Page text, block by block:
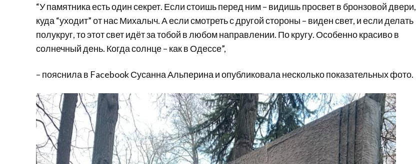
“У памятника есть один секрет. Если стоишь перед ним – видишь просвет в бронзовой двери,
куда “уходит” от нас Михалыч. А если смотреть с другой стороны – виден свет, и если делать
полукруг, то этот свет идёт за тобой в любом направлении. По кругу. Особенно красиво в
солнечный день. Когда солнце – как в Одессе”,
– пояснила в Facebook Сусанна Альперина и опубликовала несколько показательных фото.